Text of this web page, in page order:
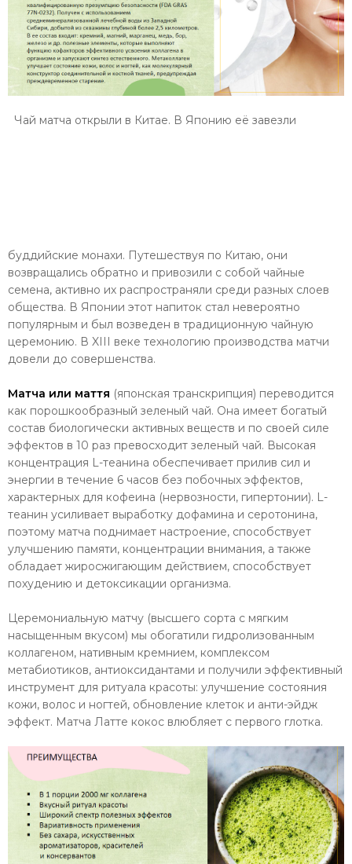
Чай матча открыли в Китае. В Японию её завезли
буддийские монахи. Путешествуя по Китаю, они
возвращались обратно и привозили с собой чайные
семена, активно их распространяли среди разных слоев
общества. В Японии этот напиток стал невероятно
популярным и был возведен в традиционную чайную
церемонию. В XIII веке технологию производства матчи
довели до совершенства.
Матча или маття (японская транскрипция) переводится
как порошкообразный зеленый чай. Она имеет богатый
состав биологически активных веществ и по своей силе
эффектов в 10 раз превосходит зеленый чай. Высокая
концентрация L-теанина обеспечивает прилив сил и
энергии в течение 6 часов без побочных эффектов,
характерных для кофеина (нервозности, гипертонии). L-
теанин усиливает выработку дофамина и серотонина,
поэтому матча поднимает настроение, способствует
улучшению памяти, концентрации внимания, а также
обладает жиросжигающим действием, способствует
похудению и детоксикации организма.
Церемониальную матчу (высшего сорта с мягким
насыщенным вкусом) мы обогатили гидролизованным
коллагеном, нативным кремнием, комплексом
метабиотиков, антиоксидантами и получили эффективный
инструмент для ритуала красоты: улучшение состояния
кожи, волос и ногтей, обновление клеток и анти-эйдж
эффект. Матча Латте кокос влюбляет с первого глотка.